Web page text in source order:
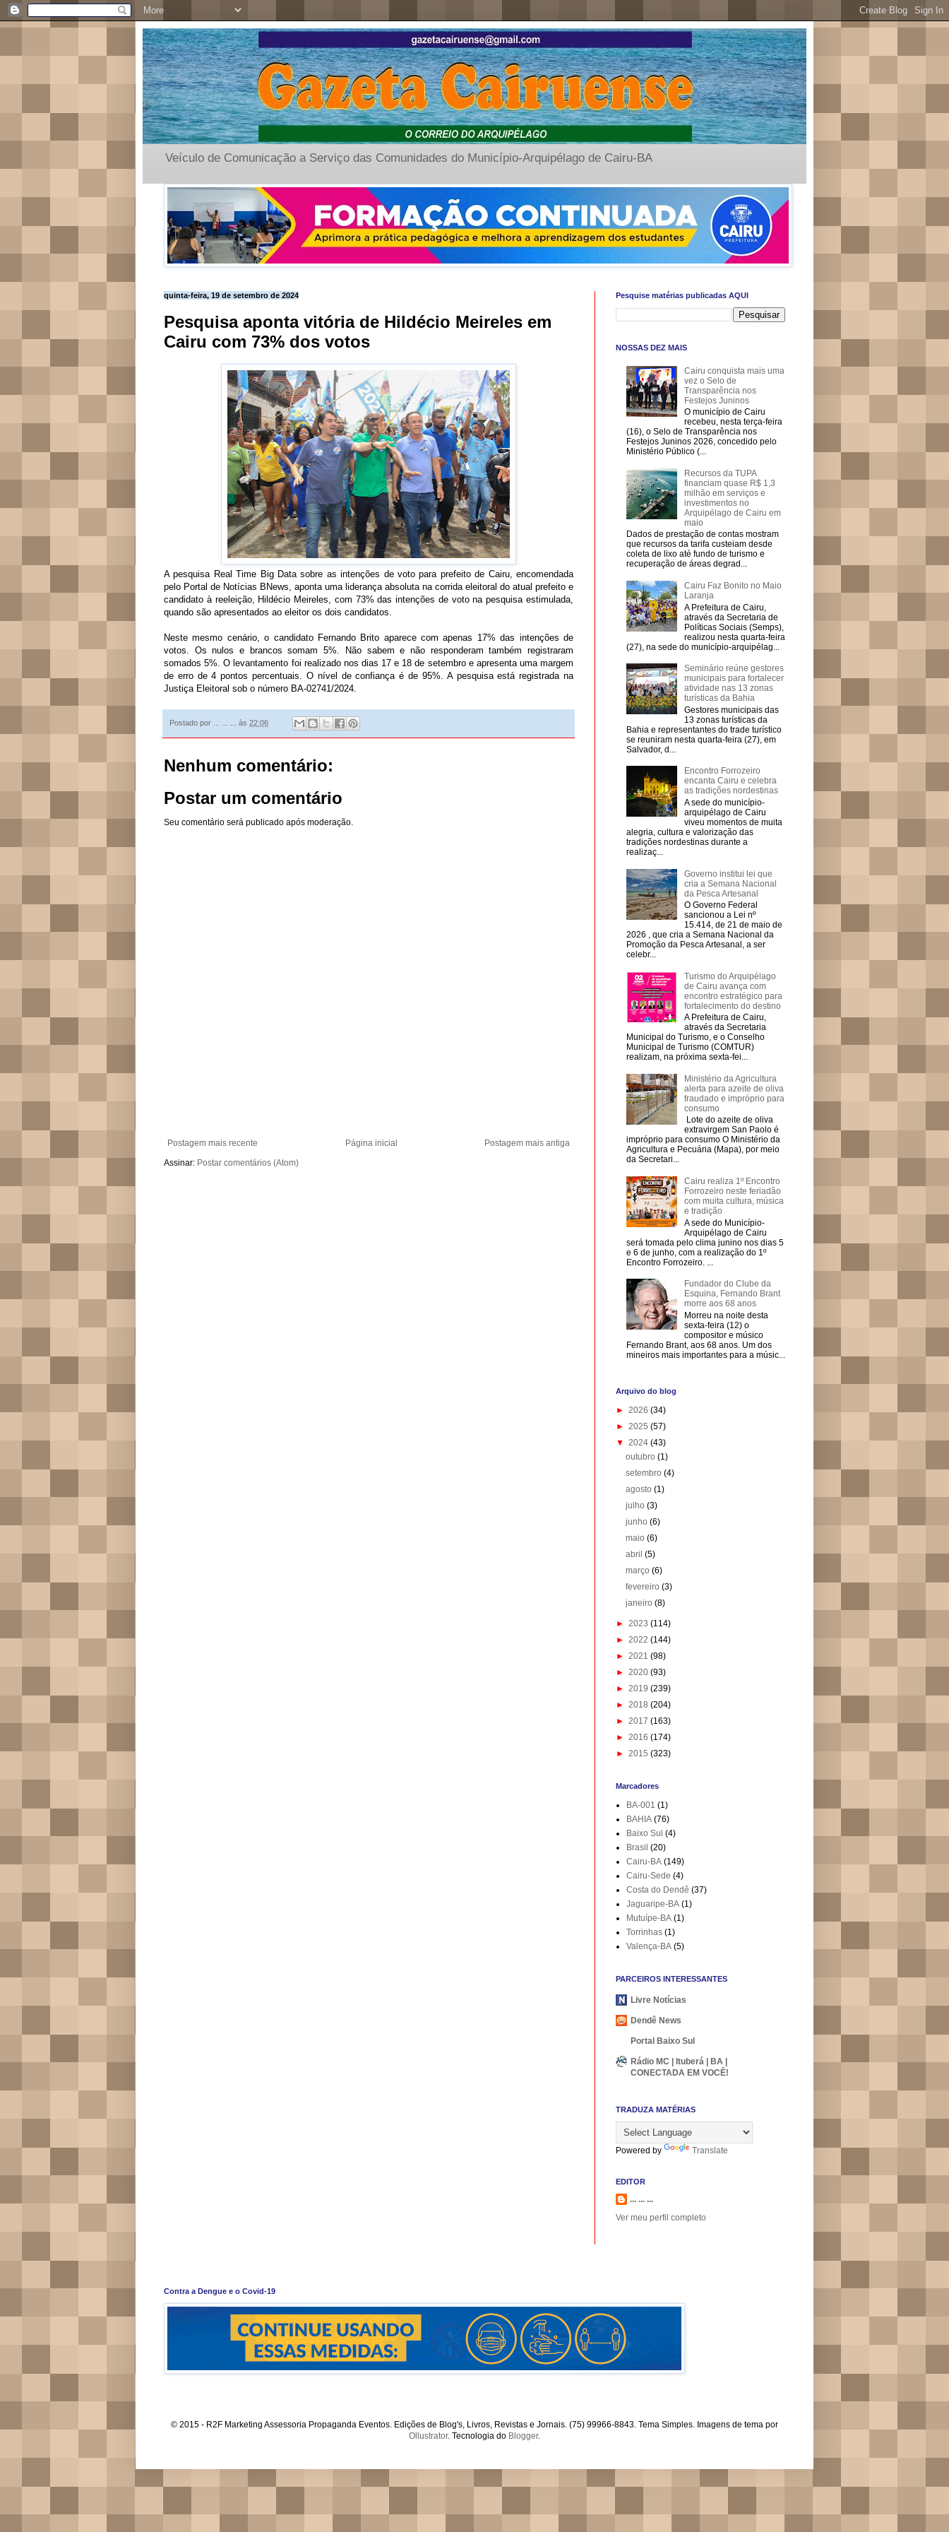
Veículo de Comunicação a Serviço das Comunidades do Município-Arquipélago de Cairu-BA
quinta-feira, 19 de setembro de 2024
Pesquisa aponta vitória de Hildécio Meireles em
Cairu com 73% dos votos
A pesquisa Real Time Big Data sobre as intenções de voto para prefeito de Cairu, encomendada
pelo Portal de Notícias BNews, aponta uma liderança absoluta na corrida eleitoral do atual prefeito e
candidato à reeleição, Hildécio Meireles, com 73% das intenções de voto na pesquisa estimulada,
quando são apresentados ao eleitor os dois candidatos.
Neste mesmo cenário, o candidato Fernando Brito aparece com apenas 17% das intenções de
votos. Os nulos e brancos somam 5%. Não sabem e não responderam também registraram
somados 5%. O levantamento foi realizado nos dias 17 e 18 de setembro e apresenta uma margem
de erro de 4 pontos percentuais. O nível de confiança é de 95%. A pesquisa está registrada na
Justiça Eleitoral sob o número BA-02741/2024.
Postado por às 22:06
Nenhum comentário:
Postar um comentário
Seu comentário será publicado após moderação.
Postagem mais recente Postagem mais antiga
Página inicial
Assinar: Postar comentários (Atom)
Pesquise matérias publicadas AQUI
NOSSAS DEZ MAIS
Cairu conquista mais uma
vez o Selo de
Transparência nos
Festejos Juninos
O município de Cairu
recebeu, nesta terça-feira
(16), o Selo de Transparência nos
Festejos Juninos 2026, concedido pelo
Ministério Público (...
Recursos da TUPA
financiam quase R$ 1,3
milhão em serviços e
investimentos no
Arquipélago de Cairu em
maio
Dados de prestação de contas mostram
que recursos da tarifa custeiam desde
coleta de lixo até fundo de turismo e
recuperação de áreas degrad...
Cairu Faz Bonito no Maio
Laranja
A Prefeitura de Cairu,
através da Secretaria de
Políticas Sociais (Semps),
realizou nesta quarta-feira
(27), na sede do município-arquipélag...
Seminário reúne gestores
municipais para fortalecer
atividade nas 13 zonas
turísticas da Bahia
Gestores municipais das
13 zonas turísticas da
Bahia e representantes do trade turístico
se reuniram nesta quarta-feira (27), em
Salvador, d...
Encontro Forrozeiro
encanta Cairu e celebra
as tradições nordestinas
A sede do município-
arquipélago de Cairu
viveu momentos de muita
alegria, cultura e valorização das
tradições nordestinas durante a
realizaç...
Governo institui lei que
cria a Semana Nacional
da Pesca Artesanal
O Governo Federal
sancionou a Lei nº
15.414, de 21 de maio de
2026 , que cria a Semana Nacional da
Promoção da Pesca Artesanal, a ser
celebr...
Turismo do Arquipélago
de Cairu avança com
encontro estratégico para
fortalecimento do destino
A Prefeitura de Cairu,
através da Secretaria
Municipal do Turismo, e o Conselho
Municipal de Turismo (COMTUR)
realizam, na próxima sexta-fei...
Ministério da Agricultura
alerta para azeite de oliva
fraudado e impróprio para
consumo
Lote do azeite de oliva
extravirgem San Paolo é
impróprio para consumo O Ministério da
Agricultura e Pecuária (Mapa), por meio
da Secretari...
Cairu realiza 1º Encontro
Forrozeiro neste feriadão
com muita cultura, música
e tradição
A sede do Município-
Arquipélago de Cairu
será tomada pelo clima junino nos dias 5
e 6 de junho, com a realização do 1º
Encontro Forrozeiro. ...
Fundador do Clube da
Esquina, Fernando Brant
morre aos 68 anos
Morreu na noite desta
sexta-feira (12) o
compositor e músico
Fernando Brant, aos 68 anos. Um dos
mineiros mais importantes para a músic...
Arquivo do blog
► 2026 (34)
► 2025 (57)
▼ 2024 (43)
outubro(1)
setembro(4)
agosto(1)
julho(3)
junho(6)
maio(6)
abril(5)
março(6)
fevereiro(3)
janeiro(8)
► 2023 (114)
► 2022 (144)
► 2021 (98)
► 2020 (93)
► 2019 (239)
► 2018 (204)
► 2017 (163)
► 2016 (174)
► 2015 (323)
Marcadores
BA-001 (1)
BAHIA (76)
Baixo Sul (4)
Brasil (20)
Cairu-BA (149)
Cairu-Sede (4)
Costa do Dendê (37)
Jaguaripe-BA (1)
Mutuípe-BA (1)
Torrinhas (1)
Valença-BA (5)
PARCEIROS INTERESSANTES
Livre Notícias
Dendê News
Portal Baixo Sul
Rádio MC | Ituberá | BA |
CONECTADA EM VOCÊ!
TRADUZA MATÉRIAS
Powered by Translate
EDITOR
... ... ...
Ver meu perfil completo
Contra a Dengue e o Covid-19
© 2015 - R2F Marketing Assessoria Propaganda Eventos. Edições de Blog's, Livros, Revistas e Jornais. (75) 99966-8843. Tema Simples. Imagens de tema por
Ollustrator. Tecnologia do Blogger.